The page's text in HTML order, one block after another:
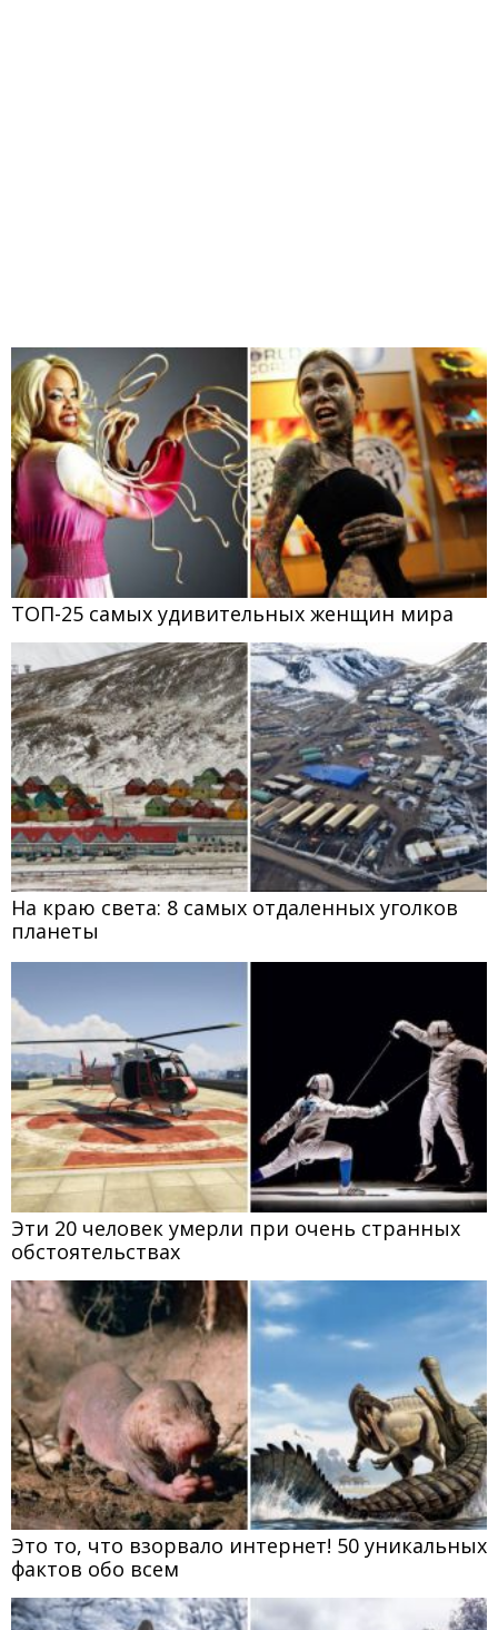
ТОП-25 самых удивительных женщин мира
На краю света: 8 самых отдаленных уголков
планеты
Эти 20 человек умерли при очень странных
обстоятельствах
Это то, что взорвало интернет! 50 уникальных
фактов обо всем